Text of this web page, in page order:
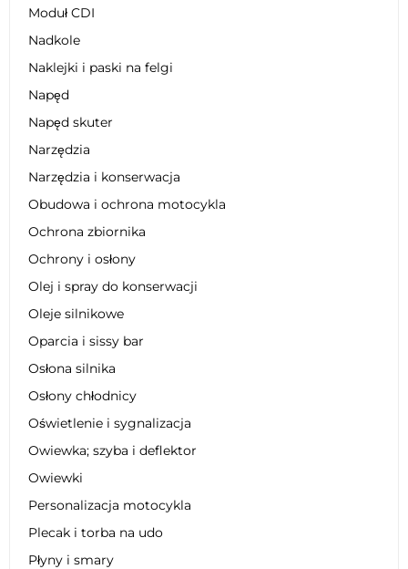
Moduł CDI
Nadkole
Naklejki i paski na felgi
Napęd
Napęd skuter
Narzędzia
Narzędzia i konserwacja
Obudowa i ochrona motocykla
Ochrona zbiornika
Ochrony i osłony
Olej i spray do konserwacji
Oleje silnikowe
Oparcia i sissy bar
Osłona silnika
Osłony chłodnicy
Oświetlenie i sygnalizacja
Owiewka; szyba i deflektor
Owiewki
Personalizacja motocykla
Plecak i torba na udo
Płyny i smary